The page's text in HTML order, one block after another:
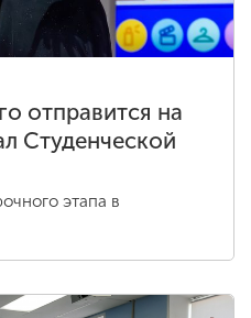
отправится на
Студенческой
этапа в